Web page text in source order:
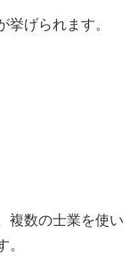
げられます。
複数の士業を使い